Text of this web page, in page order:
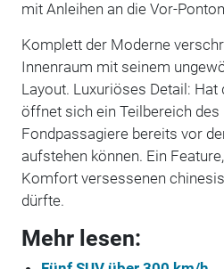
mit Anleihen an die Vor-
Komplett der Moderne
Innenraum mit seinem
Layout. Luxuriöses Detail: Hat
öffnet sich ein Teilbereich des
Fondpassagiere bereits vor
aufstehen können. Ein
Komfort versessenen
dürfte.
Mehr lesen: